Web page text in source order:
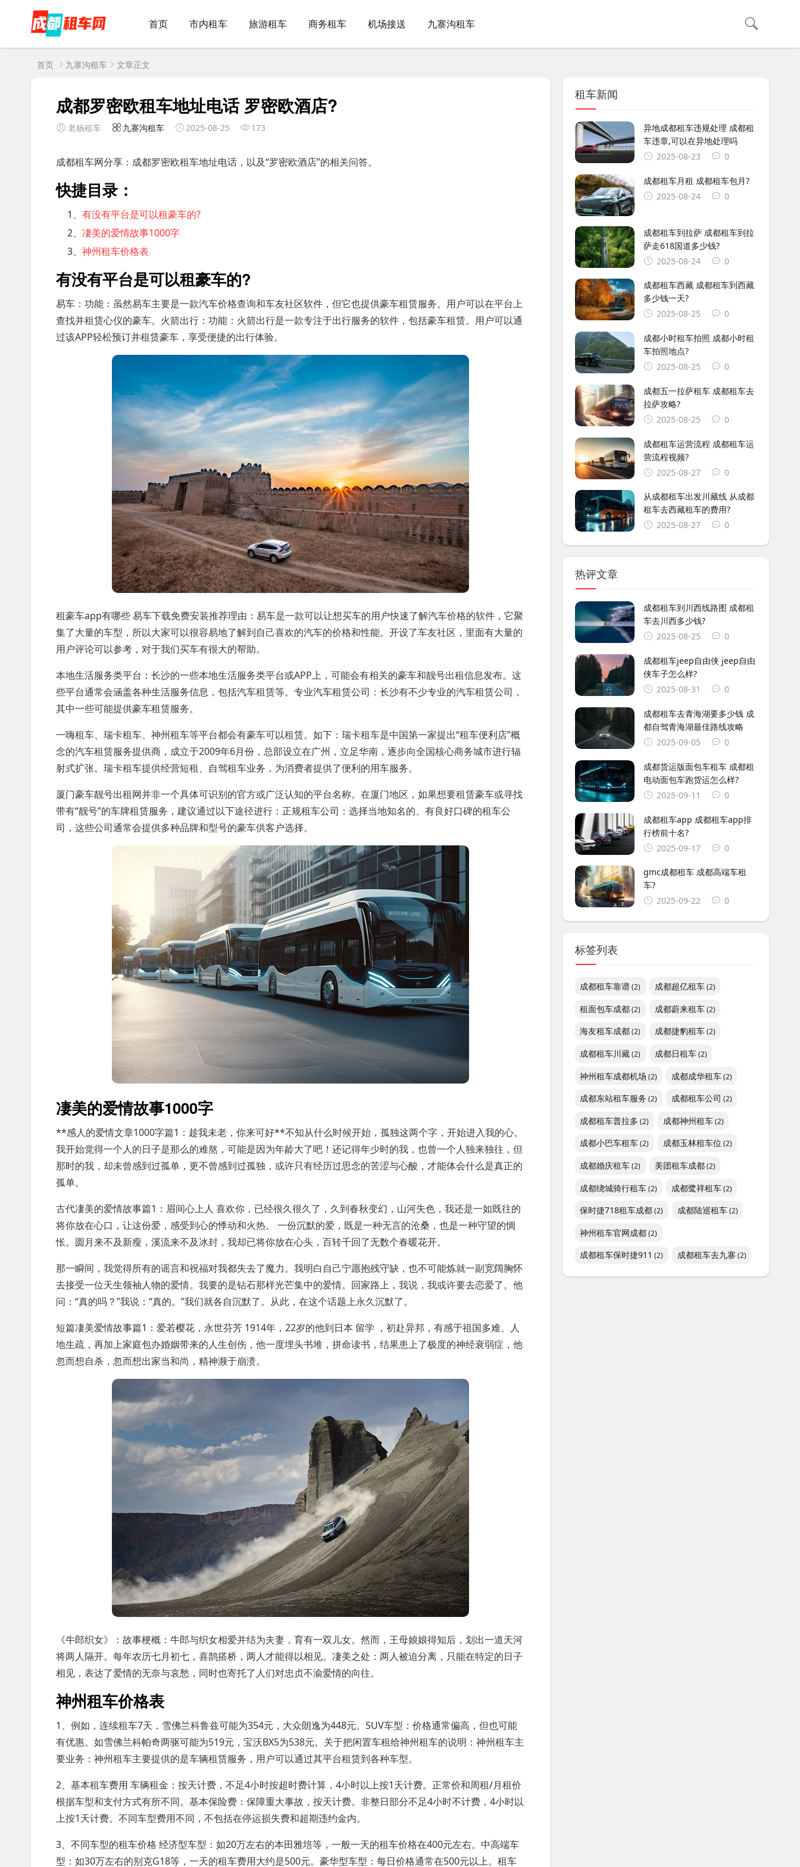
首页 市内租车 旅游租车 商务租车 机场接送 九寨沟租车
首页 九寨沟租车 文章正文
成都罗密欧租车地址电话 罗密欧酒店?
老杨租车 九寨沟租车 2025-08-25 173
成都租车网分享：成都罗密欧租车地址电话，以及“罗密欧酒店”的相关问答。
快捷目录：
1、有没有平台是可以租豪车的?
2、凄美的爱情故事1000字
3、神州租车价格表
有没有平台是可以租豪车的?
易车：功能：虽然易车主要是一款汽车价格查询和车友社区软件，但它也提供豪车租赁服务。用户可以在平台上
查找并租赁心仪的豪车。火箭出行：功能：火箭出行是一款专注于出行服务的软件，包括豪车租赁。用户可以通
过该APP轻松预订并租赁豪车，享受便捷的出行体验。
租豪车app有哪些 易车下载免费安装推荐理由：易车是一款可以让想买车的用户快速了解汽车价格的软件，它聚
集了大量的车型，所以大家可以很容易地了解到自己喜欢的汽车的价格和性能。开设了车友社区，里面有大量的
用户评论可以参考，对于我们买车有很大的帮助。
本地生活服务类平台：长沙的一些本地生活服务类平台或APP上，可能会有相关的豪车和靓号出租信息发布。这
些平台通常会涵盖各种生活服务信息，包括汽车租赁等。专业汽车租赁公司：长沙有不少专业的汽车租赁公司，
其中一些可能提供豪车租赁服务。
一嗨租车、瑞卡租车、神州租车等平台都会有豪车可以租赁。如下：瑞卡租车是中国第一家提出“租车便利店”概
念的汽车租赁服务提供商，成立于2009年6月份，总部设立在广州，立足华南，逐步向全国核心商务城市进行辐
射式扩张。瑞卡租车提供经营短租、自驾租车业务，为消费者提供了便利的用车服务。
厦门豪车靓号出租网并非一个具体可识别的官方或广泛认知的平台名称。在厦门地区，如果想要租赁豪车或寻找
带有“靓号”的车牌租赁服务，建议通过以下途径进行：正规租车公司：选择当地知名的、有良好口碑的租车公
司，这些公司通常会提供多种品牌和型号的豪车供客户选择。
凄美的爱情故事1000字
**感人的爱情文章1000字篇1：趁我未老，你来可好**不知从什么时候开始，孤独这两个字，开始进入我的心。
我开始觉得一个人的日子是那么的难熬，可能是因为年龄大了吧！还记得年少时的我，也曾一个人独来独往，但
那时的我，却未曾感到过孤单，更不曾感到过孤独，或许只有经历过思念的苦涩与心酸，才能体会什么是真正的
孤单。
古代凄美的爱情故事篇1：眉间心上人 喜欢你，已经很久很久了，久到春秋变幻，山河失色，我还是一如既往的
将你放在心口，让这份爱，感受到心的悸动和火热。 一份沉默的爱，既是一种无言的沧桑，也是一种守望的惆
怅。圆月来不及新瘦，溪流来不及冰封，我却已将你放在心头，百转千回了无数个春暖花开。
那一瞬间，我觉得所有的谣言和祝福对我都失去了魔力。我明白自己宁愿抱残守缺，也不可能炼就一副宽阔胸怀
去接受一位天生领袖人物的爱情。我要的是钻石那样光芒集中的爱情。回家路上，我说，我或许要去恋爱了。他
问：“真的吗？”我说：“真的。”我们就各自沉默了。从此，在这个话题上永久沉默了。
短篇凄美爱情故事篇1：爱若樱花，永世芬芳 1914年，22岁的他到日本 留学 ，初赴异邦，有感于祖国多难、人
地生疏，再加上家庭包办婚姻带来的人生创伤，他一度埋头书堆，拼命读书，结果患上了极度的神经衰弱症，他
忽而想自杀，忽而想出家当和尚，精神濒于崩溃。
《牛郎织女》：故事梗概：牛郎与织女相爱并结为夫妻，育有一双儿女。然而，王母娘娘得知后，划出一道天河
将两人隔开。每年农历七月初七，喜鹊搭桥，两人才能得以相见。凄美之处：两人被迫分离，只能在特定的日子
相见，表达了爱情的无奈与哀愁，同时也寄托了人们对忠贞不渝爱情的向往。
神州租车价格表
1、例如，连续租车7天，雪佛兰科鲁兹可能为354元，大众朗逸为448元。SUV车型：价格通常偏高，但也可能
有优惠。如雪佛兰科帕奇两驱可能为519元，宝沃BX5为538元。关于把闲置车租给神州租车的说明：神州租车主
要业务：神州租车主要提供的是车辆租赁服务，用户可以通过其平台租赁到各种车型。
2、基本租车费用 车辆租金：按天计费，不足4小时按超时费计算，4小时以上按1天计费。正常价和周租/月租价
根据车型和支付方式有所不同。基本保险费：保障重大事故，按天计费。非整日部分不足4小时不计费，4小时以
上按1天计费。不同车型费用不同，不包括在停运损失费和超期违约金内。
3、不同车型的租车价格 经济型车型：如20万左右的本田雅培等，一般一天的租车价格在400元左右。中高端车
型：如30万左右的别克G18等，一天的租车费用大约是500元。豪华型车型：每日价格通常在500元以上。租车
租车新闻
异地成都租车违规处理 成都租
车违章,可以在异地处理吗
2025-08-23
0
成都租车月租 成都租车包月?
2025-08-24
0
成都租车到拉萨 成都租车到拉
萨走618国道多少钱?
2025-08-24
0
成都租车西藏 成都租车到西藏
多少钱一天?
2025-08-25
0
成都小时租车拍照 成都小时租
车拍照地点?
2025-08-25
0
成都五一拉萨租车 成都租车去
拉萨攻略?
2025-08-25
0
成都租车运营流程 成都租车运
营流程视频?
2025-08-27
0
从成都租车出发川藏线 从成都
租车去西藏租车的费用?
2025-08-27
0
热评文章
成都租车到川西线路图 成都租
车去川西多少钱?
2025-08-25
0
成都租车jeep自由侠 jeep自由
侠车子怎么样?
2025-08-31
0
成都租车去青海湖要多少钱 成
都自驾青海湖最佳路线攻略
2025-09-05
0
成都货运版面包车租车 成都租
电动面包车跑货运怎么样?
2025-09-11
0
成都租车app 成都租车app排
行榜前十名?
2025-09-17
0
gmc成都租车 成都高端车租
车?
2025-09-22
0
标签列表
成都租车靠谱(2) 成都超亿租车(2)
租面包车成都(2) 成都蔚来租车(2)
海友租车成都(2) 成都捷豹租车(2)
成都租车川藏(2) 成都日租车(2)
神州租车成都机场 (2) 成都成华租车(2)
成都东站租车服务 (2) 成都租车公司 (2)
成都租车普拉多 (2) 成都神州租车(2)
成都小巴车租车(2) 成都玉林租车位 (2)
成都婚庆租车(2) 美团租车成都(2)
成都绕城骑行租车(2) 成都鹭祥租车(2)
保时捷718租车成都(2) 成都陆巡租车(2)
神州租车官网成都(2)
成都租车保时捷911 (2) 成都租车去九寨 (2)